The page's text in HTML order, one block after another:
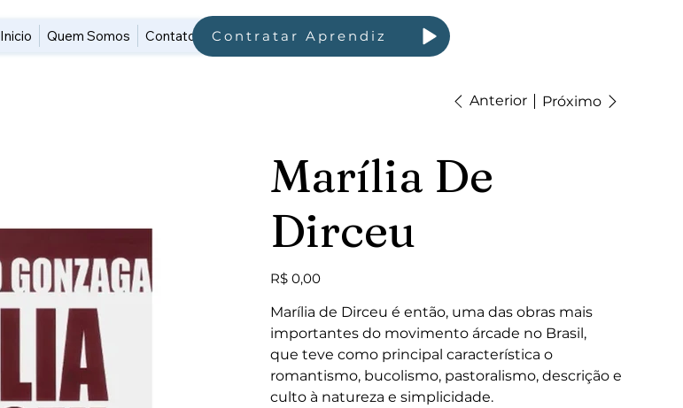
Inicio Quem Somos Contato Contratar Aprendiz
Anterior Próximo
Marília De
Dirceu
Preço
R$ 0,00
Marília de Dirceu é então, uma das obras mais
importantes do movimento árcade no Brasil,
que teve como principal característica o
romantismo, bucolismo, pastoralismo, descrição e
culto à natureza e simplicidade.